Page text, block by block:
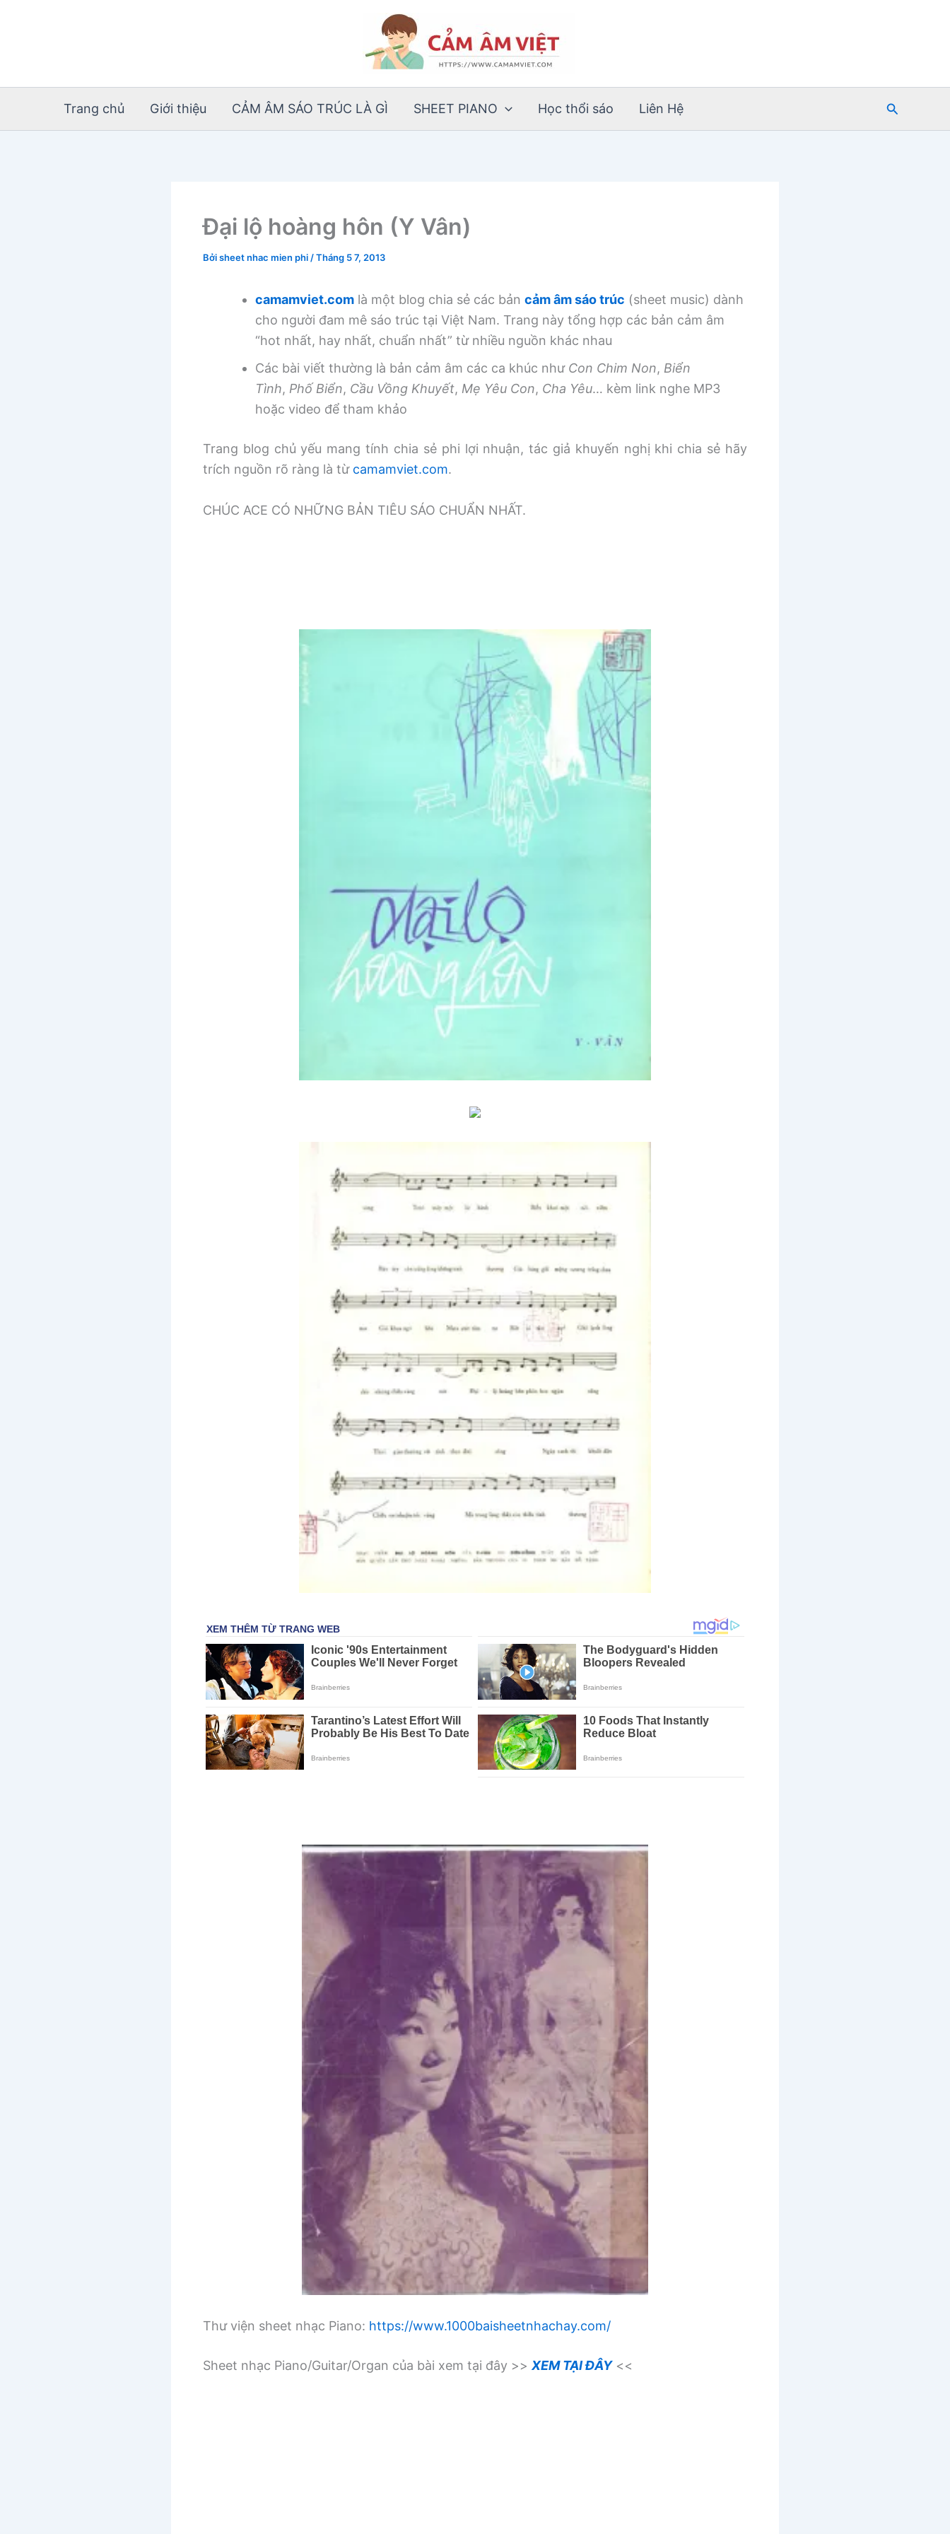
Trang chủ Giới thiệu CẢM ÂM SÁO TRÚC LÀ GÌ SHEET PIANO Học thổi sáo Liên Hệ
Tìm
Đại lộ hoàng hôn (Y Vân)
Bởisheet nhac mien phi /Tháng 5 7, 2013
camamviet.com là một blog chia sẻ các bản cảm âm sáo trúc (sheet music) dành
cho người đam mê sáo trúc tại Việt Nam. Trang này tổng hợp các bản cảm âm
“hot nhất, hay nhất, chuẩn nhất” từ nhiều nguồn khác nhau
Các bài viết thường là bản cảm âm các ca khúc như Con Chim Non, Biển
Tình, Phố Biển, Cầu Vồng Khuyết, Mẹ Yêu Con, Cha Yêu… kèm link nghe MP3
hoặc video để tham khảo
Trang blog chủ yếu mang tính chia sẻ phi lợi nhuận, tác giả khuyến nghị khi chia sẻ hãy
trích nguồn rõ ràng là từ camamviet.com.
CHÚC ACE CÓ NHỮNG BẢN TIÊU SÁO CHUẨN NHẤT.
Thư viện sheet nhạc Piano: https://www.1000baisheetnhachay.com/
Sheet nhạc Piano/Guitar/Organ của bài xem tại đây >> XEM TẠI ĐÂY<<